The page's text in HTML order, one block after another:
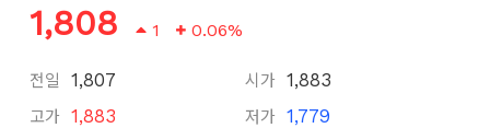
1,808 1 0.06%
전일 1,807
고가 1,883
시가 1,883
저가 1,779